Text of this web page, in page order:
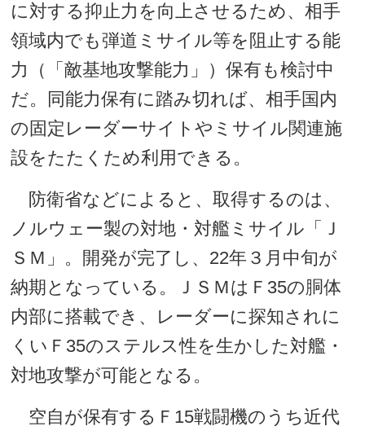
に対する抑止力を向上させるため、相手
領域内でも弾道ミサイル等を阻止する能
力（「敵基地攻撃能力」）保有も検討中
だ。同能力保有に踏み切れば、相手国内
の固定レーダーサイトやミサイル関連施
設をたたくため利用できる。
防衛省などによると、取得するのは、
ノルウェー製の対地・対艦ミサイル「Ｊ
ＳＭ」。開発が完了し、22年３月中旬が
納期となっている。ＪＳＭはＦ35の胴体
内部に搭載でき、レーダーに探知されに
くいＦ35のステルス性を生かした対艦・
対地攻撃が可能となる。
空自が保有するＦ15戦闘機のうち近代